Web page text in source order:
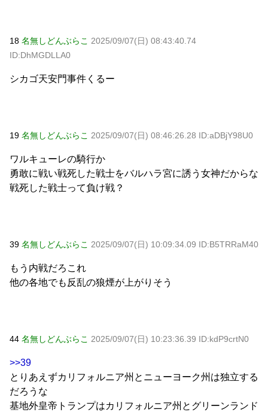
18 名無しどんぶらこ 2025/09/07(日) 08:43:40.74
ID:DhMGDLLA0
シカゴ天安門事件くるー
19 名無しどんぶらこ 2025/09/07(日) 08:46:26.28 ID:aDBjY98U0
ワルキューレの騎行か
勇敢に戦い戦死した戦士をバルハラ宮に誘う女神だからな
戦死した戦士って負け戦？
39 名無しどんぶらこ 2025/09/07(日) 10:09:34.09 ID:B5TRRaM40
もう内戦だろこれ
他の各地でも反乱の狼煙が上がりそう
44 名無しどんぶらこ 2025/09/07(日) 10:23:36.39 ID:kdP9crtN0
>>39
とりあえずカリフォルニア州とニューヨーク州は独立する
だろうな
基地外皇帝トランプはカリフォルニア州とグリーンランド